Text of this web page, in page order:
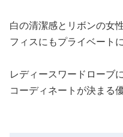
白の清潔感とリボンの女
フィスにもプライベート
レディースワードローブ
コーディネートが決まる